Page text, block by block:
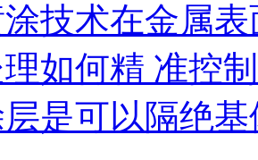
技术在金属
如何精 准控
是可以隔绝